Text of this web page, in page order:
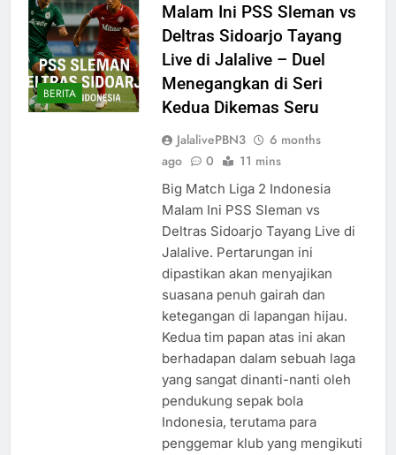
BERITA
Malam Ini PSS Sleman vs
Deltras Sidoarjo Tayang
Live di Jalalive – Duel
Menegangkan di Seri
Kedua Dikemas Seru
JalalivePBN3
6 months
ago
0 11 mins
Big Match Liga 2 Indonesia
Malam Ini PSS Sleman vs
Deltras Sidoarjo Tayang Live di
Jalalive. Pertarungan ini
dipastikan akan menyajikan
suasana penuh gairah dan
ketegangan di lapangan hijau.
Kedua tim papan atas ini akan
berhadapan dalam sebuah laga
yang sangat dinanti-nanti oleh
pendukung sepak bola
Indonesia, terutama para
penggemar klub yang mengikuti